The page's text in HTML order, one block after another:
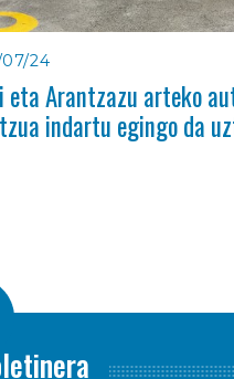
24
eta Arantzazu arteko
indartu egingo da